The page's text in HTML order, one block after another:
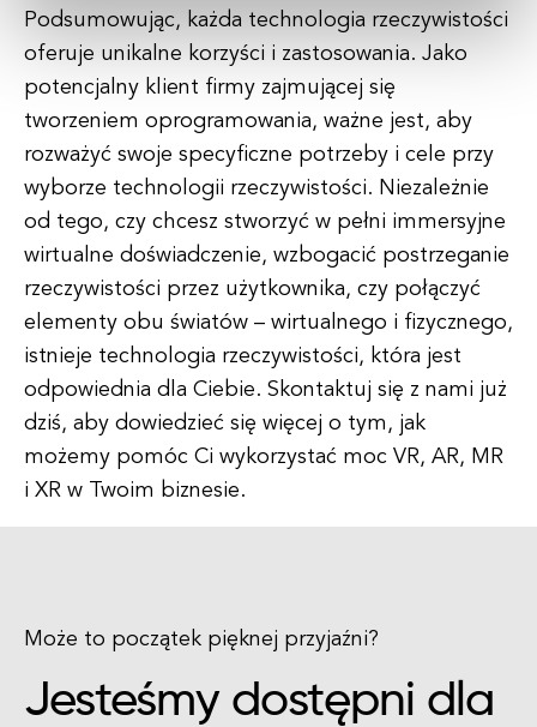
Podsumowując, każda technologia rzeczywistości
oferuje unikalne korzyści i zastosowania. Jako
potencjalny klient firmy zajmującej się
tworzeniem oprogramowania, ważne jest, aby
rozważyć swoje specyficzne potrzeby i cele przy
wyborze technologii rzeczywistości. Niezależnie
od tego, czy chcesz stworzyć w pełni immersyjne
wirtualne doświadczenie, wzbogacić postrzeganie
rzeczywistości przez użytkownika, czy połączyć
elementy obu światów – wirtualnego i fizycznego,
istnieje technologia rzeczywistości, która jest
odpowiednia dla Ciebie. Skontaktuj się z nami już
dziś, aby dowiedzieć się więcej o tym, jak
możemy pomóc Ci wykorzystać moc VR, AR, MR
i XR w Twoim biznesie.
Może to początek pięknej przyjaźni?
Jesteśmy dostępni dla